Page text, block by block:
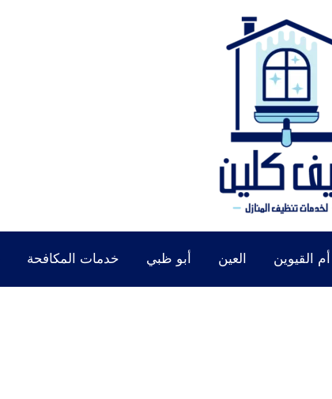
أم القيوين العين أبو ظبي خدمات المكافحة